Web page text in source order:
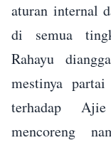
aturan internal
di semua
Rahayu
mestinya
terhadap
mencoreng